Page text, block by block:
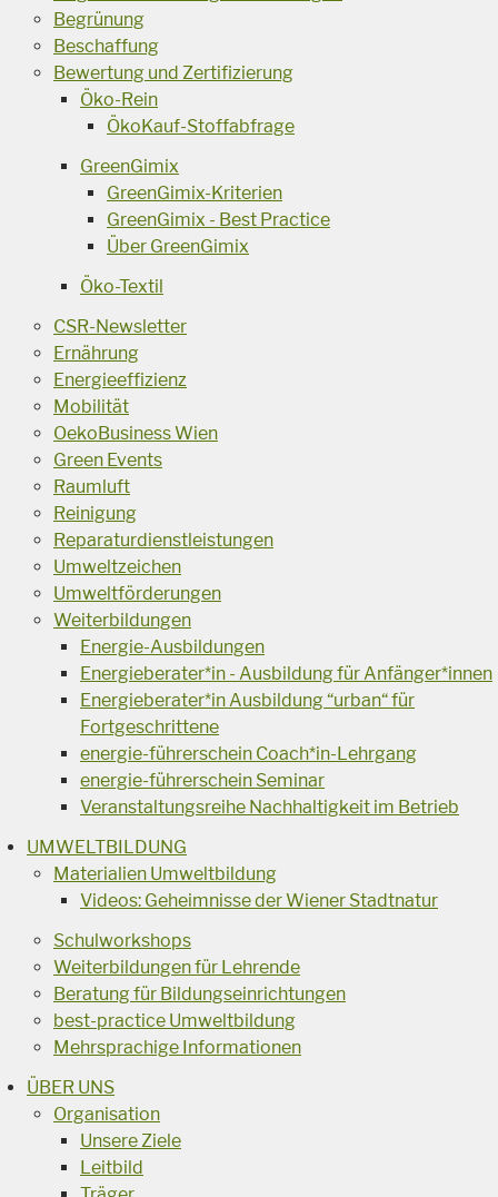
Begrünung
Beschaffung
Bewertung und Zertifizierung
Öko-Rein
ÖkoKauf-Stoffabfrage
GreenGimix
GreenGimix-Kriterien
GreenGimix - Best Practice
Über GreenGimix
Öko-Textil
CSR-Newsletter
Ernährung
Energieeffizienz
Mobilität
OekoBusiness Wien
Green Events
Raumluft
Reinigung
Reparaturdienstleistungen
Umweltzeichen
Umweltförderungen
Weiterbildungen
Energie-Ausbildungen
Energieberater*in - Ausbildung für Anfänger*innen
Energieberater*in Ausbildung “urban“ für
Fortgeschrittene
energie-führerschein Coach*in-Lehrgang
energie-führerschein Seminar
Veranstaltungsreihe Nachhaltigkeit im Betrieb
UMWELTBILDUNG
Materialien Umweltbildung
Videos: Geheimnisse der Wiener Stadtnatur
Schulworkshops
Weiterbildungen für Lehrende
Beratung für Bildungseinrichtungen
best-practice Umweltbildung
Mehrsprachige Informationen
ÜBER UNS
Organisation
Unsere Ziele
Leitbild